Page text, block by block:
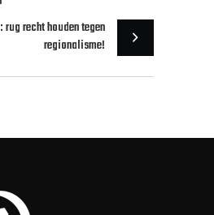
rug recht houden tegen
regionalisme!